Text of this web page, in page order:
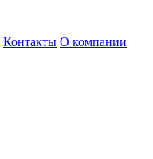
Контакты О компании